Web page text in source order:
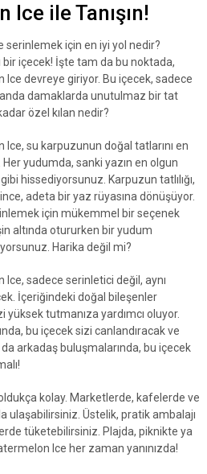
ile Tanışın!
serinlemek için en iyi yol nedir?
bir içecek! İşte tam da bu noktada,
devreye giriyor. Bu içecek, sadece
damaklarda unutulmaz bir tat
özel kılan nedir?
su karpuzunun doğal tatlarını en
yudumda, sanki yazın en olgun
hissediyorsunuz. Karpuzun tatlılığı,
adeta bir yaz rüyasına dönüşüyor.
için mükemmel bir seçenek
altında otururken bir yudum
Harika değil mi?
sadece serinletici değil, aynı
İçeriğindeki doğal bileşenler
tutmanıza yardımcı oluyor.
bu içecek sizi canlandıracak ve
arkadaş buluşmalarında, bu içecek
kolay. Marketlerde, kafelerde ve
ulaşabilirsiniz. Üstelik, pratik ambalajı
tüketebilirsiniz. Plajda, piknikte ya
Ice her zaman yanınızda!